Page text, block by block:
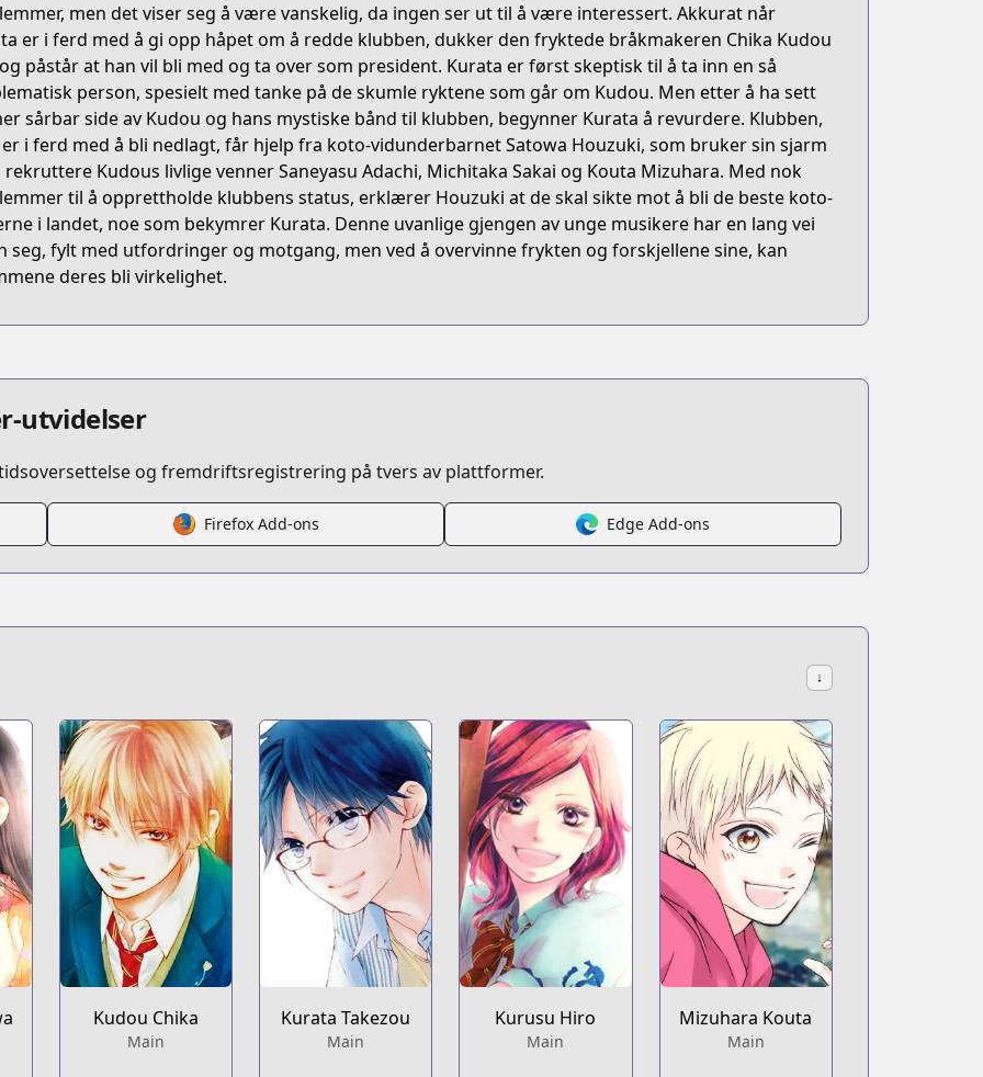
419e-ba6e-dda3e28eb763
oto-tomare
life-t1
men det viser seg å være vanskelig, da ingen ser ut til å være interessert. Akkurat når
er i ferd med å gi opp håpet om å redde klubben, dukker den fryktede bråkmakeren Chika Kudou
påstår at han vil bli med og ta over som president. Kurata er først skeptisk til å ta inn en så
person, spesielt med tanke på de skumle ryktene som går om Kudou. Men etter å ha sett
sårbar side av Kudou og hans mystiske bånd til klubben, begynner Kurata å revurdere. Klubben,
i ferd med å bli nedlagt, får hjelp fra koto-vidunderbarnet Satowa Houzuki, som bruker sin sjarm
Kudous livlige venner Saneyasu Adachi, Michitaka Sakai og Kouta Mizuhara. Med nok
til å opprettholde klubbens status, erklærer Houzuki at de skal sikte mot å bli de beste koto-
i landet, noe som bekymrer Kurata. Denne uvanlige gjengen av unge musikere har en lang vei
seg, fylt med utfordringer og motgang, men ved å overvinne frykten og forskjellene sine, kan
deres bli virkelighet.
utvidelser
og fremdriftsregistrering på tvers av plattformer.
Firefox Add-ons Edge Add-ons
↓
Kudou Chika
Main
Kurata Takezou
Main
Kurusu Hiro
Main
Mizuhara Kouta
Main